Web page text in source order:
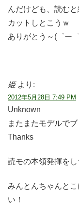
んだけども、読む
カットしとこうｗ
ありがとう～(゜ー
姫 より:
2012年5月28日 7:49 PM
Unknown
またまたモデルで
Thanks
読モの本領発揮を
みんとんちゃんと
い！